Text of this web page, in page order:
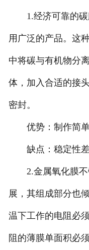
1.经济可靠的碳
用广泛的产品。这种
中将碳与有机物分
体，加入合适的接
密封。
优势：制作简单
缺点：稳定性差
2.金属氧化膜不
展，其组成部分也
温下工作的电阻必
阻的薄膜单面积必